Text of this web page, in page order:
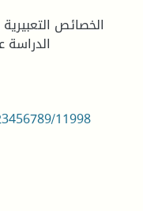
الخصائص
الدراسة
11998